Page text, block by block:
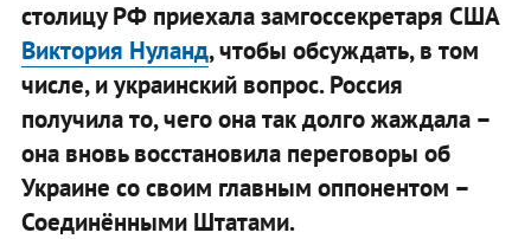
столицу РФ приехала замгоссекретаря США
Виктория Нуланд, чтобы обсуждать, в том
числе, и украинский вопрос. Россия
получила то, чего она так долго жаждала –
она вновь восстановила переговоры об
Украине со своим главным оппонентом –
Соединёнными Штатами.